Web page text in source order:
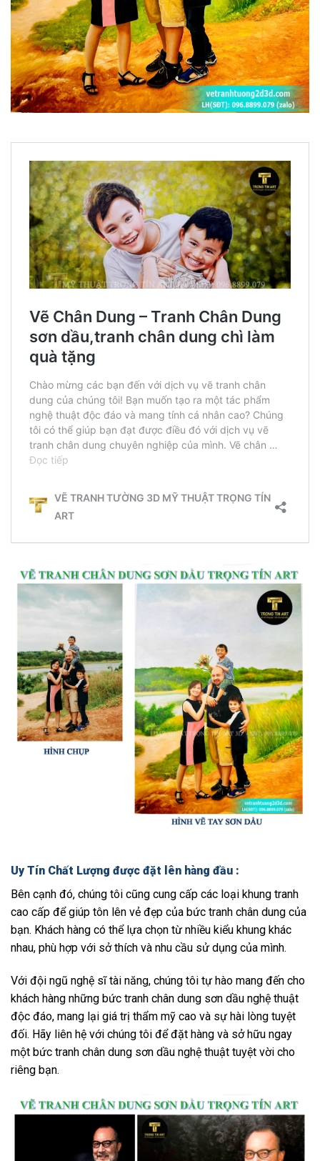
Uy Tín Chất Lượng được đặt lên hàng đầu :
Bên cạnh đó, chúng tôi cũng cung cấp các loại khung tranh
cao cấp để giúp tôn lên vẻ đẹp của bức tranh chân dung của
bạn. Khách hàng có thể lựa chọn từ nhiều kiểu khung khác
nhau, phù hợp với sở thích và nhu cầu sử dụng của mình.
Với đội ngũ nghệ sĩ tài năng, chúng tôi tự hào mang đến cho
khách hàng những bức tranh chân dung sơn dầu nghệ thuật
độc đáo, mang lại giá trị thẩm mỹ cao và sự hài lòng tuyệt
đối. Hãy liên hệ với chúng tôi để đặt hàng và sở hữu ngay
một bức tranh chân dung sơn dầu nghệ thuật tuyệt vời cho
riêng bạn.